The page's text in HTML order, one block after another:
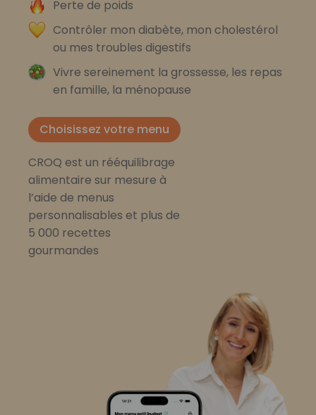
Perte de poids
Contrôler mon diabète, mon cholestérol
ou mes troubles digestifs
Vivre sereinement la grossesse, les repas
en famille, la ménopause
Choisissez votre menu
CROQ est un rééquilibrage
alimentaire sur mesure à
l’aide de menus
personnalisables et plus de
5 000 recettes
gourmandes